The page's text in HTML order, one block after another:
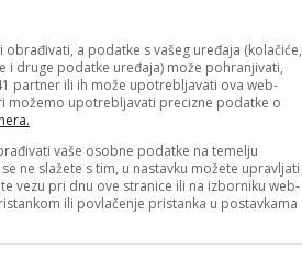
Željezničar
a podatke s vašeg uređaja (kolačiće,
i druge podatke uređaja) može pohranjivati,
partner ili ih može upotrebljavati ova web-
možemo upotrebljavati precizne podatke o
vaše osobne podatke na temelju
ne slažete s tim, u nastavku možete upravljati
vezu pri dnu ove stranice ili na izborniku web-
ili povlačenje pristanka u postavkama